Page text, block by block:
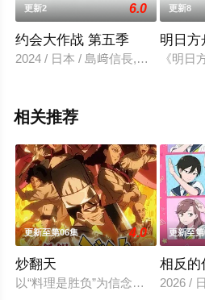
更新2 6.0
约会大作战 第五季
2024 / 日本 / 島﨑信長,遠藤綾,真
更新8
明日方
《明日
相关推荐
更新至第06集 4.0
炒翻天
以“料理是胜负”为信念、“中国菜
更新至
相反的
2026 /